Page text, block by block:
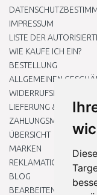
IMPRESSUM
LISTE DER
WIE KAUFE ICH EIN?
BESTELLUNG
ALLGEMEINEN
WIDERRUFSRECHT
LIEFERUNG & ZAHLUNG
ZAHLUNGSMETHODEN
ÜBERSICHT
MARKEN
REKLAMATIONEN UND
BLOG
BEARBEITEN SIE MEINE